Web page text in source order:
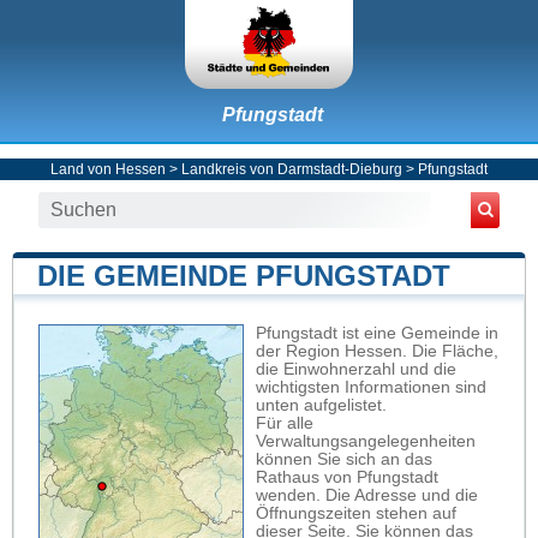
Pfungstadt
Land von Hessen > Landkreis von Darmstadt-Dieburg > Pfungstadt
DIE GEMEINDE PFUNGSTADT
Pfungstadt ist eine Gemeinde in
der Region Hessen. Die Fläche,
die Einwohnerzahl und die
wichtigsten Informationen sind
unten aufgelistet.
Für alle
Verwaltungsangelegenheiten
können Sie sich an das
Rathaus von Pfungstadt
wenden. Die Adresse und die
Öffnungszeiten stehen auf
dieser Seite. Sie können das